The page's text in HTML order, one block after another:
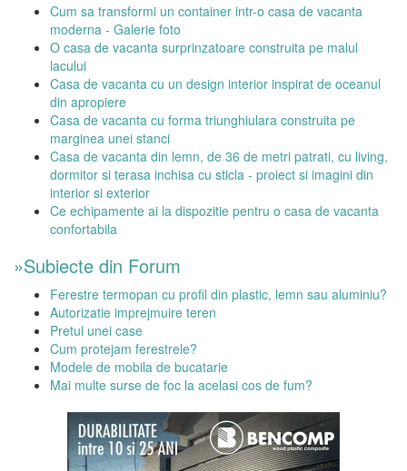
Cum sa transformi un container intr-o casa de vacanta
moderna - Galerie foto
O casa de vacanta surprinzatoare construita pe malul
lacului
Casa de vacanta cu un design interior inspirat de oceanul
din apropiere
Casa de vacanta cu forma triunghiulara construita pe
marginea unei stanci
Casa de vacanta din lemn, de 36 de metri patrati, cu living,
dormitor si terasa inchisa cu sticla - proiect si imagini din
interior si exterior
Ce echipamente ai la dispozitie pentru o casa de vacanta
confortabila
»Subiecte din Forum
Ferestre termopan cu profil din plastic, lemn sau aluminiu?
Autorizatie imprejmuire teren
Pretul unei case
Cum protejam ferestrele?
Modele de mobila de bucatarie
Mai multe surse de foc la acelasi cos de fum?